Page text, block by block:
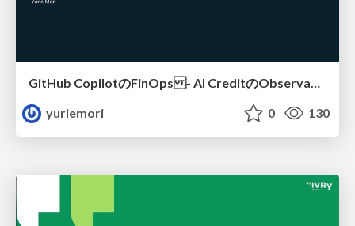
GitHub CopilotのFinOps - AI CreditのObservabilityと価値を生むためのエージェント設計
yuriemori
0 130